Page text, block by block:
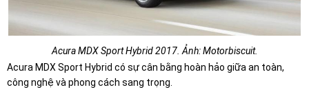
Acura MDX Sport Hybrid 2017. Ảnh: Motorbiscuit.
Acura MDX Sport Hybrid có sự cân bằng hoàn hảo giữa an toàn,
công nghệ và phong cách sang trọng.